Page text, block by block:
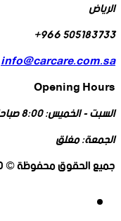
الرياض
505183733 966+
info@carcare.com.sa
Opening Hours
السبت - الخميس:8:00 صباحا - 10:00 مساءً
الجمعة:مغلق
جميع الحقوق محفوظة © 2020 carcare.com